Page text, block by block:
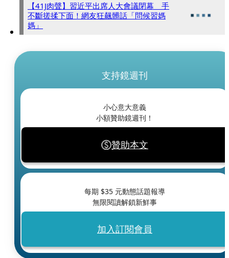
【41J肉聲】習近平出席人大會議閉幕 手
不斷搓揉下面！網友狂飆髒話「問候習媽
媽」
支持鏡週刊
小心意大意義
小額贊助鏡週刊！
贊助本文
每期 $35 元動態話題報導
無限閱讀解鎖新鮮事
加入訂閱會員